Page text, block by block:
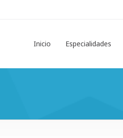
Inicio Especialidades